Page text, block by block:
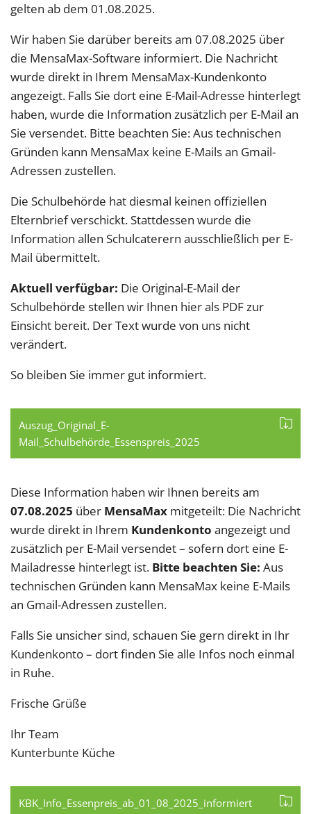
gelten ab dem 01.08.2025.
Wir haben Sie darüber bereits am 07.08.2025 über
die MensaMax-Software informiert. Die Nachricht
wurde direkt in Ihrem MensaMax-Kundenkonto
angezeigt. Falls Sie dort eine E-Mail-Adresse hinterlegt
haben, wurde die Information zusätzlich per E-Mail an
Sie versendet. Bitte beachten Sie: Aus technischen
Gründen kann MensaMax keine E-Mails an Gmail-
Adressen zustellen.
Die Schulbehörde hat diesmal keinen offiziellen
Elternbrief verschickt. Stattdessen wurde die
Information allen Schulcaterern ausschließlich per E-
Mail übermittelt.
Aktuell verfügbar: Die Original-E-Mail der
Schulbehörde stellen wir Ihnen hier als PDF zur
Einsicht bereit. Der Text wurde von uns nicht
verändert.
So bleiben Sie immer gut informiert.
Auszug_Original_E-
Mail_Schulbehörde_Essenspreis_2025
Diese Information haben wir Ihnen bereits am
07.08.2025 über MensaMax mitgeteilt: Die Nachricht
wurde direkt in Ihrem Kundenkonto angezeigt und
zusätzlich per E-Mail versendet – sofern dort eine E-
Mailadresse hinterlegt ist. Bitte beachten Sie: Aus
technischen Gründen kann MensaMax keine E-Mails
an Gmail-Adressen zustellen.
Falls Sie unsicher sind, schauen Sie gern direkt in Ihr
Kundenkonto – dort finden Sie alle Infos noch einmal
in Ruhe.
Frische Grüße
Ihr Team
Kunterbunte Küche
KBK_Info_Essenpreis_ab_01_08_2025_informiert